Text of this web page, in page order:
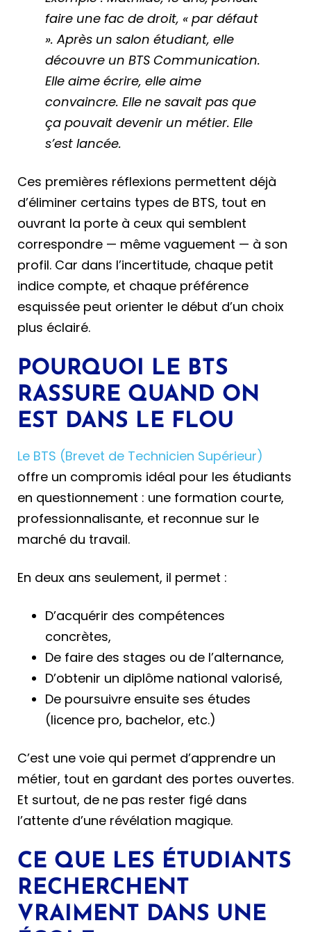
faire une fac de droit, « par défaut
». Après un salon étudiant, elle
découvre un BTS Communication.
Elle aime écrire, elle aime
convaincre. Elle ne savait pas que
ça pouvait devenir un métier. Elle
s’est lancée.
Ces premières réflexions permettent déjà
d’éliminer certains types de BTS, tout en
ouvrant la porte à ceux qui semblent
correspondre — même vaguement — à son
profil. Car dans l’incertitude, chaque petit
indice compte, et chaque préférence
esquissée peut orienter le début d’un choix
plus éclairé.
POURQUOI LE BTS
RASSURE QUAND ON
EST DANS LE FLOU
Le BTS (Brevet de Technicien Supérieur)
offre un compromis idéal pour les étudiants
en questionnement : une formation courte,
professionnalisante, et reconnue sur le
marché du travail.
En deux ans seulement, il permet :
D’acquérir des compétences
concrètes,
De faire des stages ou de l’alternance,
D’obtenir un diplôme national valorisé,
De poursuivre ensuite ses études
(licence pro, bachelor, etc.)
C’est une voie qui permet d’apprendre un
métier, tout en gardant des portes ouvertes.
Et surtout, de ne pas rester figé dans
l’attente d’une révélation magique.
CE QUE LES ÉTUDIANTS
RECHERCHENT
VRAIMENT DANS UNE